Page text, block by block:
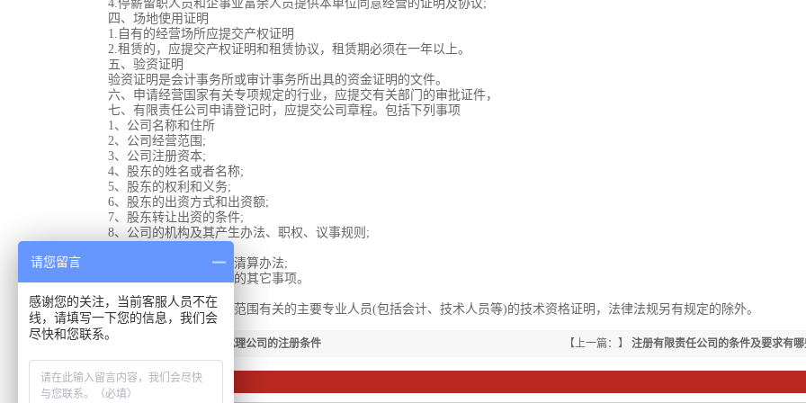
4.停薪留职人员和企事业富余人员提供本单位同意经营的证明及协议;
四、场地使用证明
1.自有的经营场所应提交产权证明
2.租赁的，应提交产权证明和租赁协议，租赁期必须在一年以上。
五、验资证明
验资证明是会计事务所或审计事务所出具的资金证明的文件。
六、申请经营国家有关专项规定的行业，应提交有关部门的审批证件，
七、有限责任公司申请登记时，应提交公司章程。包括下列事项
1、公司名称和住所
2、公司经营范围;
3、公司注册资本;
4、股东的姓名或者名称;
5、股东的权利和义务;
6、股东的出资方式和出资额;
7、股东转让出资的条件;
8、公司的机构及其产生办法、职权、议事规则;
10、公司的每年事由与清算办法;
11、股东认为需要规定的其它事项。
八、技术资格证明
私营企业应提供与经营范围有关的主要专业人员(包括会计、技术人员等)的技术资格证明，法律法规另有规定的除外。
【上一篇：】 注册有限责任公司的条件及要求有哪
【下一篇：】 上海国际货运代理公司的注册条件
相关资讯
请您留言
感谢您的关注，当前客服人员不在
线，请填写一下您的信息，我们会
尽快和您联系。